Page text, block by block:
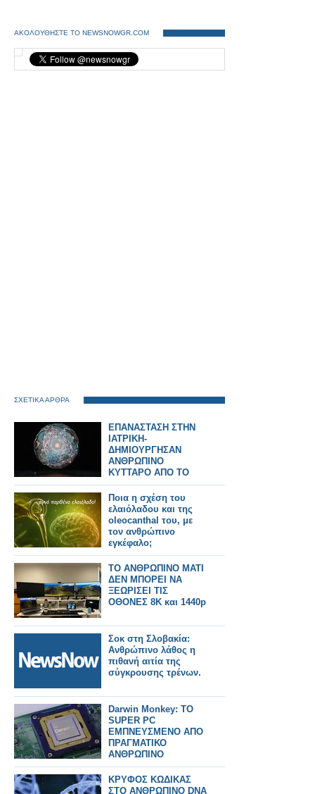
ΑΚΟΛΟΥΘΗΣΤΕ ΤΟ NEWSNOWGR.COM
ΣΧΕΤΙΚΑ ΑΡΘΡΑ
ΕΠΑΝΑΣΤΑΣΗ ΣΤΗΝ
ΙΑΤΡΙΚΗ-
ΔΗΜΙΟΥΡΓΗΣΑΝ
ΑΝΘΡΩΠΙΝΟ
ΚΥΤΤΑΡΟ ΑΠΟ ΤΟ
ΜΗΔΕΝ
Ποια η σχέση του
ελαιόλαδου και της
oleocanthal του, με
τον ανθρώπινο
εγκέφαλο;
ΤΟ ΑΝΘΡΩΠΙΝΟ ΜΑΤΙ
ΔΕΝ ΜΠΟΡΕΙ ΝΑ
ΞΕΩΡΙΣΕΙ ΤΙΣ
ΟΘΟΝΕΣ 8K και 1440p
Σοκ στη Σλοβακία:
Ανθρώπινο λάθος η
πιθανή αιτία της
σύγκρουσης τρένων.
Darwin Monkey: TO
SUPER PC
ΕΜΠΝΕΥΣΜΕΝΟ ΑΠΟ
ΠΡΑΓΜΑΤΙΚΟ
ΑΝΘΡΩΠΙΝΟ
ΕΓΚΕΦΑΛΟ
ΚΡΥΦΟΣ ΚΩΔΙΚΑΣ
ΣΤΟ ΑΝΘΡΩΠΙΝΟ DNA